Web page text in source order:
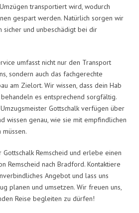
transportiert wird, wodurch
gespart werden. Natürlich sorgen wir
sicher und unbeschädigt bei dir
umfasst nicht nur den Transport
sondern auch das fachgerechte
am Zielort. Wir wissen, dass dein Hab
es entsprechend sorgfältig.
Gottschalk verfügen über
wissen genau, wie sie mit empfindlichen
Remscheid und erlebe einen
Remscheid nach Bradford. Kontaktiere
Angebot und lass uns
planen und umsetzen. Wir freuen uns,
Reise begleiten zu dürfen!